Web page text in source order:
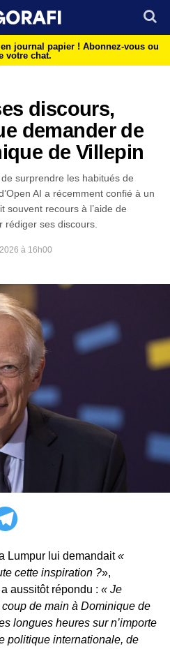
journal papier ! Abonnez-vous ou
votre chat.
discours,
demander de
de Villepin
surprendre les habitués de
AI a récemment confié à un
souvent recours à l’aide de
rédiger ses discours.
à 16h00
Lumpur lui demandait«
cette inspiration ?»,
aussitôt répondu : « Je
de main à Dominique de
longues heures sur n’importe
politique internationale, de